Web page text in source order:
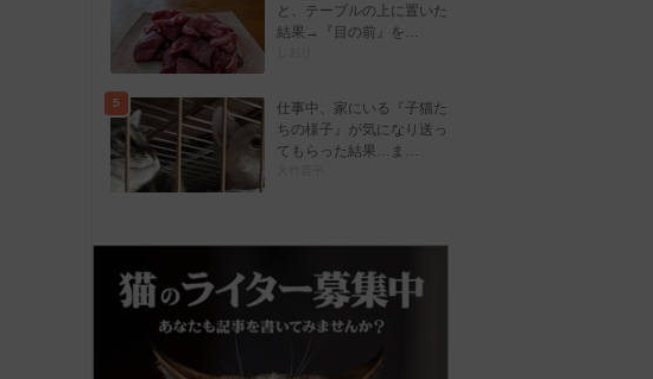
と、テーブルの上に置いた
結果→『目の前』を…
5
仕事中、家にいる『子猫た
ちの様子』が気になり送っ
てもらった結果…ま…